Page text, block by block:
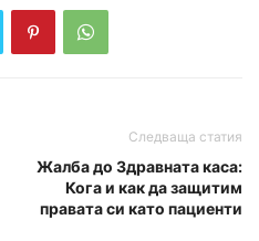
Следваща статия
Жалба до Здравната каса:
Кога и как да защитим
правата си като пациенти